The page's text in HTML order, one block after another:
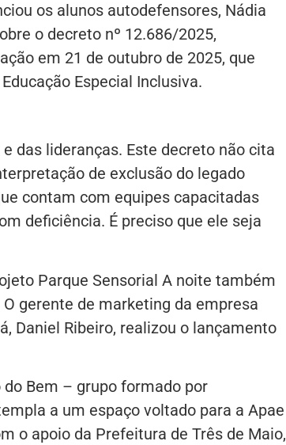
os alunos autodefensores, Nádia
o decreto nº 12.686/2025,
em 21 de outubro de 2025, que
Especial Inclusiva.
das lideranças. Este decreto não cita
de exclusão do legado
contam com equipes capacitadas
deficiência. É preciso que ele seja
Parque Sensorial A noite também
gerente de marketing da empresa
Daniel Ribeiro, realizou o lançamento
Bem – grupo formado por
a um espaço voltado para a Apae
o apoio da Prefeitura de Três de Maio,